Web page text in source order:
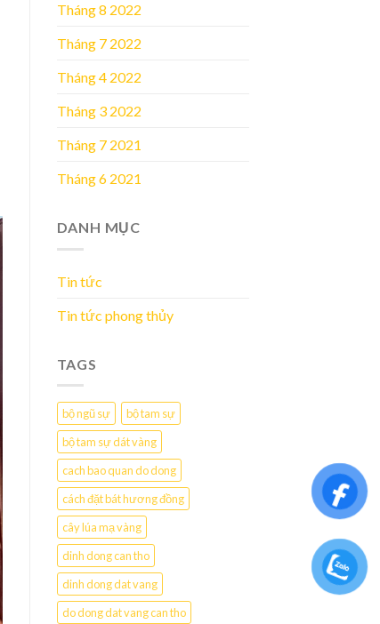
Tháng 8 2022
Tháng 7 2022
Tháng 4 2022
Tháng 3 2022
Tháng 7 2021
Tháng 6 2021
DANH MỤC
Tin tức
Tin tức phong thủy
TAGS
bộ ngũ sự
bộ tam sự
bộ tam sự dát vàng
cach bao quan do dong
cách đặt bát hương đồng
cây lúa mạ vàng
dinh dong can tho
dinh dong dat vang
do dong dat vang can tho